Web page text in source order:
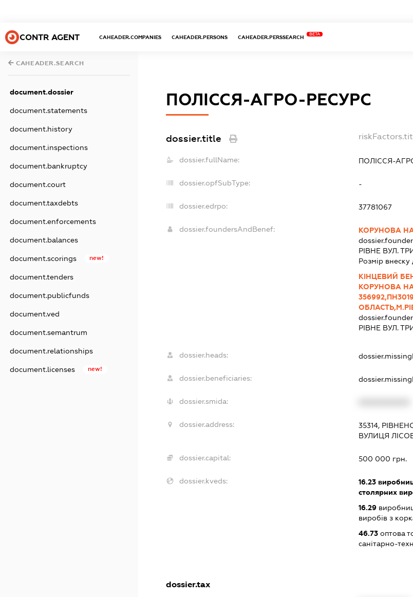
CONTR AGENT CAHEADER.COMPANIES CAHEADER.PERSONS CAHEADER.PERSSEARCH
BETA
CAHEADER.SEARCH
document.dossier
document.statements
document.history
document.inspections
document.bankruptcy
document.court
document.taxdebts
document.enforcements
document.balances
document.scorings new!
document.tenders
document.publicfunds
document.ved
document.semantrum
document.relationships
document.licenses new!
ПОЛІССЯ-АГРО-РЕСУРС
dossier.title
dossier.fullName: ПОЛІССЯ-
dossier.opfSubType: -
dossier.edrpo: 37781067
dossier.foundersAndBenef:
КОРУНОВА
РІВНЕ ВУЛ.
Розмір
КІНЦЕВИЙ
КОРУНОВА
РІВНЕ ВУЛ.
dossier.heads:
dossier.beneficiaries:
dossier.smida:
dossier.address:
35314,
ВУЛИЦЯ
dossier.capital: 500 000 грн.
dossier.kveds: 16.23
столярних
16.29
виробів з
46.73оптова
санітарно-
dossier.tax